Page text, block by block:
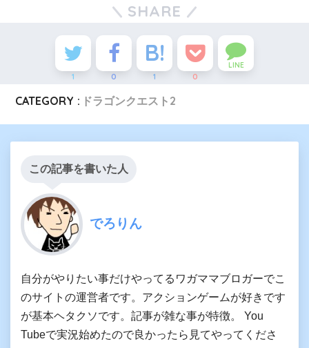
イ】
SHARE
1 0 1 0
LINE
CATEGORY : ドラゴンクエスト2
この記事を書いた人
でろりん
自分がやりたい事だけやってるワガママブロガーでこ
のサイトの運営者です。アクションゲームが好きです
が基本ヘタクソです。記事が雑な事が特徴。 You
Tubeで実況始めたので良かったら見てやってくださ